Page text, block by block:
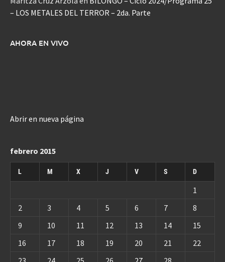
– LOS METALES DEL TERROR – 2da. Parte
AHORA EN VIVO
Abrir en nueva página
febrero 2015
L M X J V S D
1
2
3 4 5 6 7
8
9
10 11 12 13 14
15
16
17 18 19 20 21
22